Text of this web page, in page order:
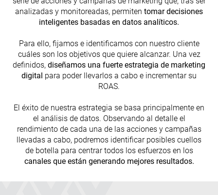
analizadas y monitoreadas, permiten tomar decisiones
inteligentes basadas en datos analíticos.
Para ello, fijamos e identificamos con nuestro cliente
cuáles son los objetivos que quiere alcanzar. Una vez
definidos, diseñamos una fuerte estrategia de marketing
digital para poder llevarlos a cabo e incrementar su
ROAS.
El éxito de nuestra estrategia se basa principalmente en
el análisis de datos. Observando al detalle el
rendimiento de cada una de las acciones y campañas
llevadas a cabo, podremos identificar posibles cuellos
de botella para centrar todos los esfuerzos en los
canales que están generando mejores resultados.